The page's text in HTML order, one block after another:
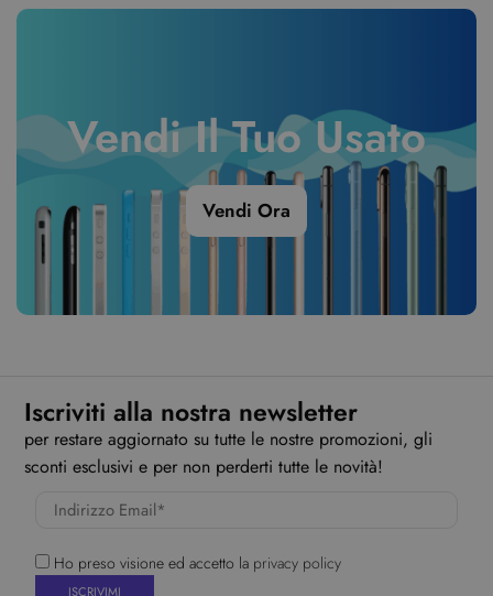
Vendi Il Tuo Usato
Vendi Ora
Iscriviti alla nostra newsletter
per restare aggiornato su tutte le nostre promozioni, gli
sconti esclusivi e per non perderti tutte le novità!
Ho preso visione ed accetto la privacy policy